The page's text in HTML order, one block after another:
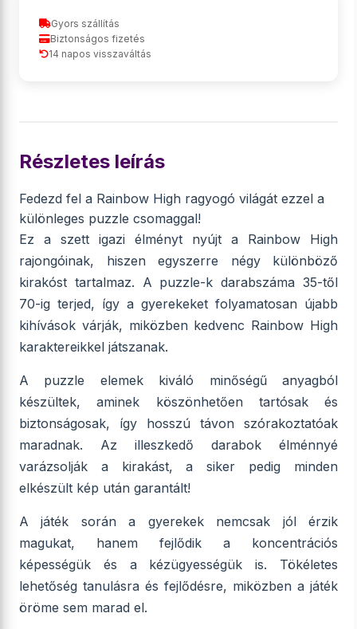
Gyors szállítás
Biztonságos fizetés
14 napos visszaváltás
Részletes leírás
Fedezd fel a Rainbow High ragyogó világát ezzel a
különleges puzzle csomaggal!
Ez a szett igazi élményt nyújt a Rainbow High
rajongóinak, hiszen egyszerre négy különböző
kirakóst tartalmaz. A puzzle-k darabszáma 35-től
70-ig terjed, így a gyerekeket folyamatosan újabb
kihívások várják, miközben kedvenc Rainbow High
karaktereikkel játszanak.
A puzzle elemek kiváló minőségű anyagból
készültek, aminek köszönhetően tartósak és
biztonságosak, így hosszú távon szórakoztatóak
maradnak. Az illeszkedő darabok élménnyé
varázsolják a kirakást, a siker pedig minden
elkészült kép után garantált!
A játék során a gyerekek nemcsak jól érzik
magukat, hanem fejlődik a koncentrációs
képességük és a kézügyességük is. Tökéletes
lehetőség tanulásra és fejlődésre, miközben a játék
öröme sem marad el.